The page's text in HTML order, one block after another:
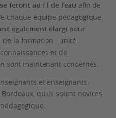
feront au fil de l’eau afin de
chaque équipe pédagogique.
également élargi pour
de la formation : unité
et de
sont maintenant concernés.
et enseignants-
qu’ils soient novices